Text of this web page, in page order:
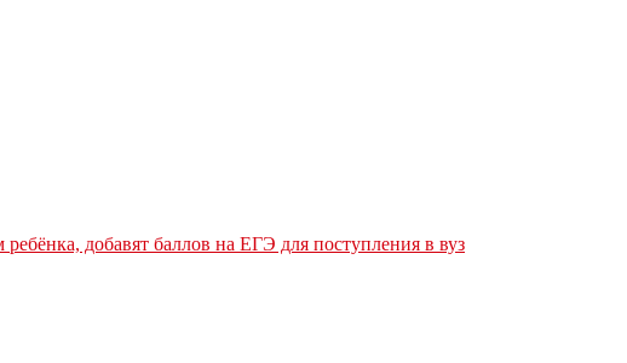
добавят баллов на ЕГЭ для поступления в вуз